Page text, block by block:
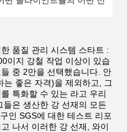
품질 관리 시스템 스타트 :
이지 강철 작업 이상이 있습
중 2만을 선택했습니다. 안
좋은 자격)을 제외하고, 그
특화할 수 있는 라고 우리
은 생산한 강 선재의 모든
인 SGS에 대한 테스트 리포
나서 이러한 강 선재, 와이